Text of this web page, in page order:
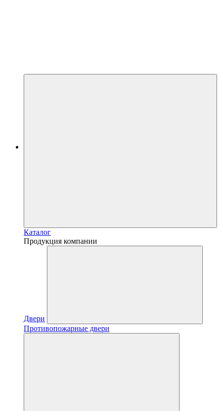
Каталог
Продукция компании
Двери
Противопожарные двери